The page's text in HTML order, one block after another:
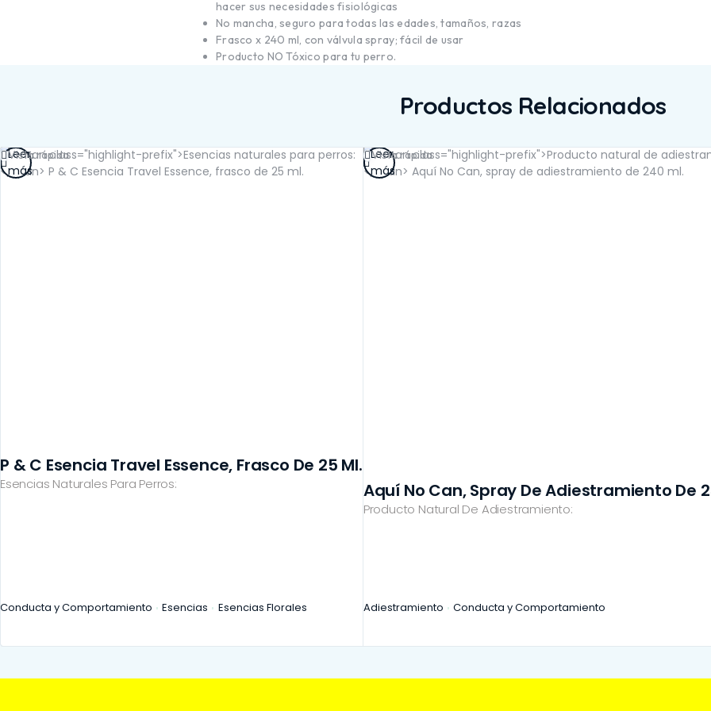
SALUD RENAL
hacer sus necesidades fisiológicas
No mancha, seguro para todas las edades, tamaños, razas
Frasco x 240 ml, con válvula spray; fácil de usar
Producto NO Tóxico para tu perro.
Productos Relacionados
Vista rápida
Esencias Naturales Para Perros:
P & C Esencia Travel Essence, Frasco De 25 Ml.
Conducta y Comportamiento Esencias Esencias Florales
Leer
más
Vista rápida
Producto Natural De Adiestramiento:
Aquí No Can, Spray De Adiestramiento De
Adiestramiento Conducta y Comportamiento
Leer
más